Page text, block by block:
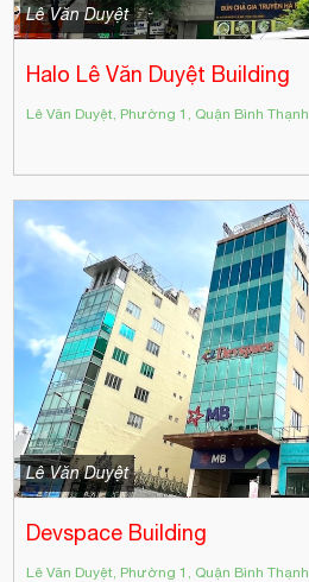
Lê Văn Duyệt
Halo Lê Văn Duyệt Building
Lê Văn Duyệt, Phường 1, Quận Bình Thạnh
Lê Văn Duyệt
Devspace Building
Lê Văn Duyệt, Phường 1, Quận Bình Thạnh